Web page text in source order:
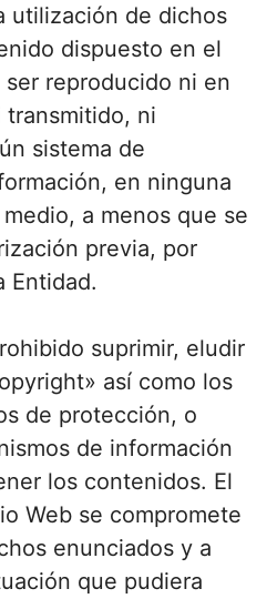
utilización de dichos
dispuesto en el
reproducido ni en
ni
sistema de
en ninguna
a menos que se
previa, por
Entidad.
suprimir, eludir
así como los
de protección, o
de información
los contenidos. El
Web se compromete
enunciados y a
que pudiera